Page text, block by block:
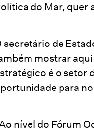
do Mar, quer
secretário de
mostrar
é o setor
para
nível do Fórum